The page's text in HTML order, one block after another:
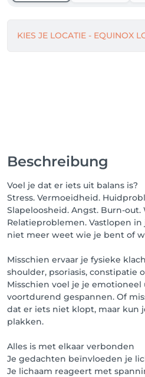
2. Afspraak boeken
Klik vervolgens op de foto
3. Voordelen
Op deze boekingspagina
afspraak staat ingepland.
24 Uren vooraf uw afspraak
herinneringsmail. Lukt het u
komen?
Dan kunt u tot 24 uren vooraf
uren? Dan dient u het salon
informeren.
Heeft u vragen/problemen
kunt u onderaan rechts op de
We helpen je graag verder.
KIES JE LOCATIE - EQUINOX
Beschreibung
Voel je dat er iets uit balans is?
Stress. Vermoeidheid.
Slapeloosheid. Angst. Burn-
Relatieproblemen. Vastlopen
niet meer weet wie je bent of
Misschien ervaar je fysieke
shoulder, psoriasis, constipatie
Misschien voel je je
voortdurend gespannen. Of
dat er iets niet klopt, maar kun
plakken.
Alles is met elkaar verbonden
Je gedachten beïnvloeden je
Je lichaam reageert met